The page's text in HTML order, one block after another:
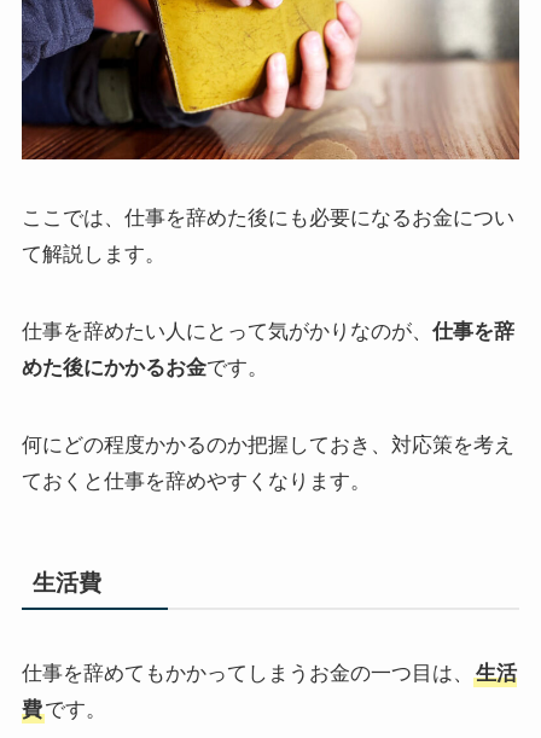
ここでは、仕事を辞めた後にも必要になるお金につい
て解説します。
仕事を辞めたい人にとって気がかりなのが、 仕事を辞
めた後にかかるお金です。
何にどの程度かかるのか把握しておき、対応策を考え
ておくと仕事を辞めやすくなります。
生活費
仕事を辞めてもかかってしまうお金の一つ目は、
生活
費です。